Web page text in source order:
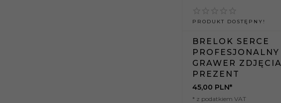
PRODUKT DOSTĘPNY!
BRELOK SERCE
PROFESJONALNY
GRAWER ZDJĘCIA
PREZENT
45,00 PLN*
* z podatkiem VAT